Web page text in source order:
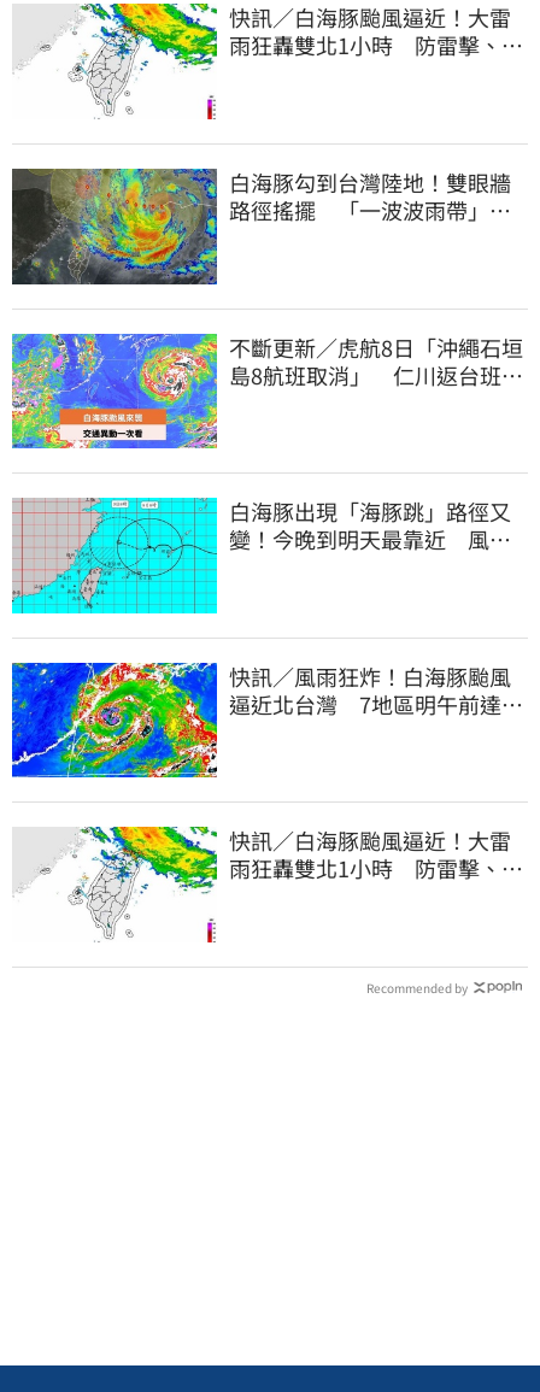
快訊／白海豚颱風逼近！大雷
雨狂轟雙北1小時 防雷擊、強
白海豚勾到台灣陸地！雙眼牆
路徑搖擺 「一波波雨帶」開
不斷更新／虎航8日「沖繩石垣
島8航班取消」 仁川返台班機
白海豚出現「海豚跳」路徑又
變！今晚到明天最靠近 風雨
快訊／風雨狂炸！白海豚颱風
逼近北台灣 7地區明午前達停
快訊／白海豚颱風逼近！大雷
雨狂轟雙北1小時 防雷擊、強
Recommended by